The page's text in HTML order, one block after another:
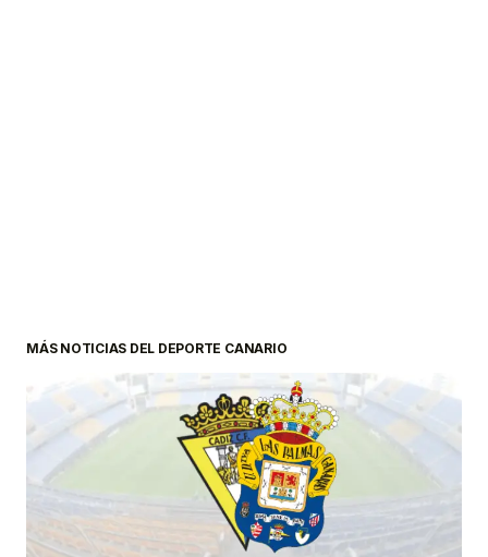
MÁS NOTICIAS DEL DEPORTE CANARIO